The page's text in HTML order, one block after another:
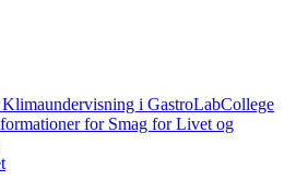
Klimaundervisning i GastroLabCollege
for Smag for Livet og